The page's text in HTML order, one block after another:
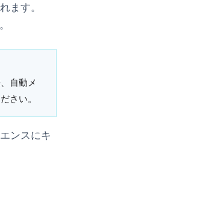
ます。
自動メ
さい。
ンスにキ